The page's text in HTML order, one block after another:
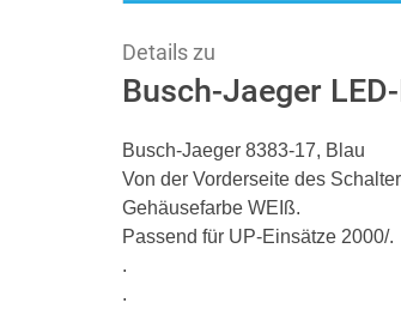
Details zu
Busch-Jaeger
Busch-Jaeger 8383-17, Blau
Von der Vorderseite des
Gehäusefarbe WEIß.
Passend für UP-Einsätze 2000/.
.
.